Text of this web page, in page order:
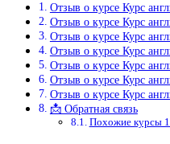
Отзыв о курсе Курс
Отзыв о курсе Курс
Отзыв о курсе Курс
Отзыв о курсе Курс
Отзыв о курсе Курс
Отзыв о курсе Курс
Отзыв о курсе Курс
📩 Обратная связь
Похожие курсы